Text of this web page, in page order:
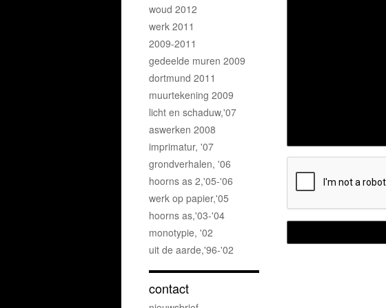
woud 2012
werk 2011
2009-2011
gedeelde muren 2009
dortmund 2011
muurtekening 2009
licht en schaduw,'07
aswerken 2008
imprimatur, '07
grondverhalen, '06
hoorns as 2,'05-'06
werk op papier,'05
hoorns as,'03-'04
monotypie, '02
uit de aarde,'96-'02
contact